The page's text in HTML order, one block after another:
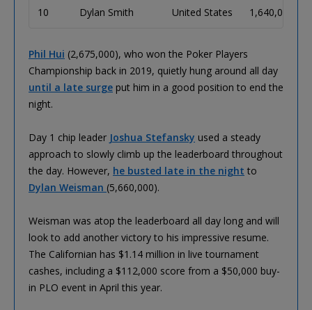
10 Dylan Smith United States 1,640,000
Phil Hui (2,675,000), who won the Poker Players
Championship back in 2019, quietly hung around all day
until a late surge put him in a good position to end the
night.
Day 1 chip leader Joshua Stefansky used a steady
approach to slowly climb up the leaderboard throughout
the day. However, he busted late in the night to
Dylan Weisman (5,660,000).
Weisman was atop the leaderboard all day long and will
look to add another victory to his impressive resume.
The Californian has $1.14 million in live tournament
cashes, including a $112,000 score from a $50,000 buy-
in PLO event in April this year.